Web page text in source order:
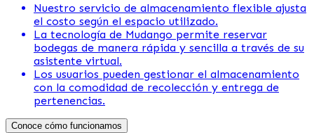
Nuestro servicio de almacenamiento flexible ajusta
el costo según el espacio utilizado.
La tecnología de Mudango permite reservar
bodegas de manera rápida y sencilla a través de su
asistente virtual.
Los usuarios pueden gestionar el almacenamiento
con la comodidad de recolección y entrega de
pertenencias.
Conoce cómo funcionamos